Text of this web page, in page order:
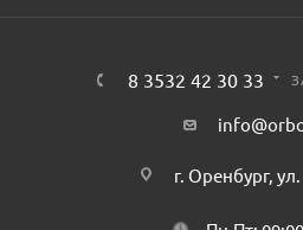
8 3532 42 30 33
г. Оренбург,